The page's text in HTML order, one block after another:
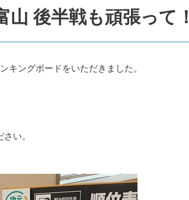
山 後半戦も頑張って！
キングボードをいただきました。
い。